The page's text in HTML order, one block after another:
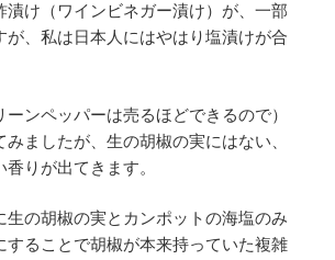
け（ワインビネガー漬け）が、一部
が、私は日本人にはやはり塩漬けが合
ンペッパーは売るほどできるので）
ましたが、生の胡椒の実にはない、
りが出てきます。
の胡椒の実とカンポットの海塩のみ
することで胡椒が本来持っていた複雑